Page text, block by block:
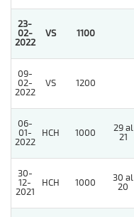
23-
02-
2022
VS 1100
09-
02-
2022
VS 1200
06-
01-
2022
HCH 1000
29 al
21
30-
12-
2021
HCH 1000
30 al
20